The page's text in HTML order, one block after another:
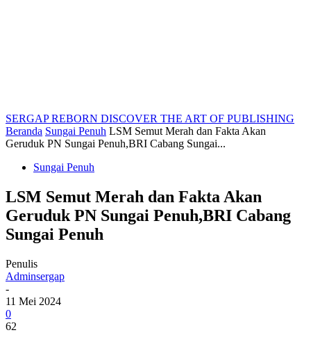
SERGAP REBORN DISCOVER THE ART OF PUBLISHING
Beranda Sungai Penuh LSM Semut Merah dan Fakta Akan
Geruduk PN Sungai Penuh,BRI Cabang Sungai...
Sungai Penuh
LSM Semut Merah dan Fakta Akan
Geruduk PN Sungai Penuh,BRI Cabang
Sungai Penuh
Penulis
Adminsergap
-
11 Mei 2024
0
62